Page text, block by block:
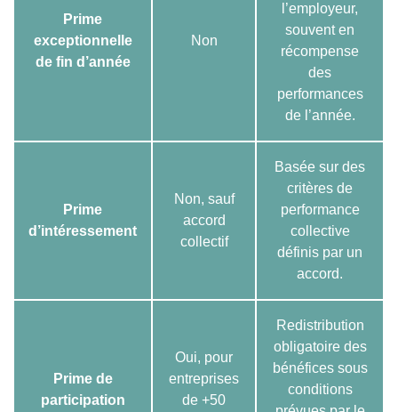
Prime
exceptionnelle
de fin d’année
Non
l’employeur,
souvent en
récompense
des
performances
de l’année.
Prime
d’intéressement
Non, sauf
accord
collectif
Basée sur des
critères de
performance
collective
définis par un
accord.
Prime de
participation
Oui, pour
entreprises
de +50
Redistribution
obligatoire des
bénéfices sous
conditions